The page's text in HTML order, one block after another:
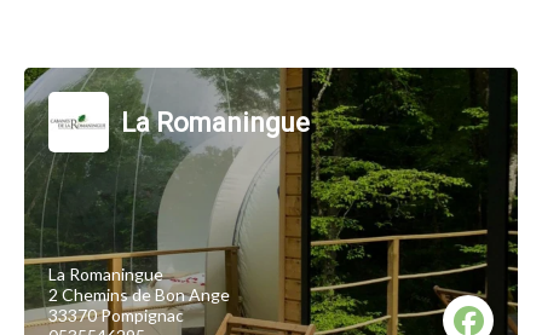
La Romaningue
La Romaningue
2 Chemins de Bon Ange
33370 Pompignac